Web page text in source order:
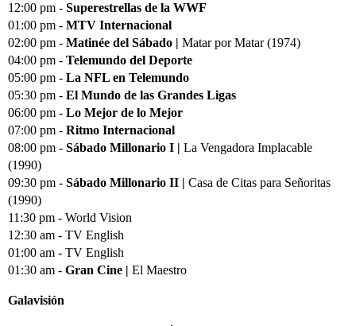
12:00 pm - Superestrellas de la WWF
01:00 pm - MTV Internacional
02:00 pm - Matinée del Sábado | Matar por Matar (1974)
04:00 pm - Telemundo del Deporte
05:00 pm - La NFL en Telemundo
05:30 pm - El Mundo de las Grandes Ligas
06:00 pm - Lo Mejor de lo Mejor
07:00 pm - Ritmo Internacional
08:00 pm - Sábado Millonario I | La Vengadora Implacable
(1990)
09:30 pm - Sábado Millonario II | Casa de Citas para Señoritas
(1990)
11:30 pm - World Vision
12:30 am - TV English
01:00 am - TV English
01:30 am - Gran Cine | El Maestro
Galavisión